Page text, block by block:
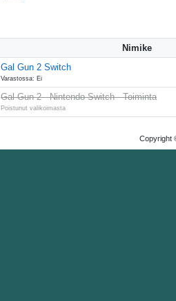
Nimike
Gal Gun 2 Switch
Varastossa: Ei
Gal Gun 2 - Nintendo Switch - Toiminta
Poistunut valikoimasta
Copyright